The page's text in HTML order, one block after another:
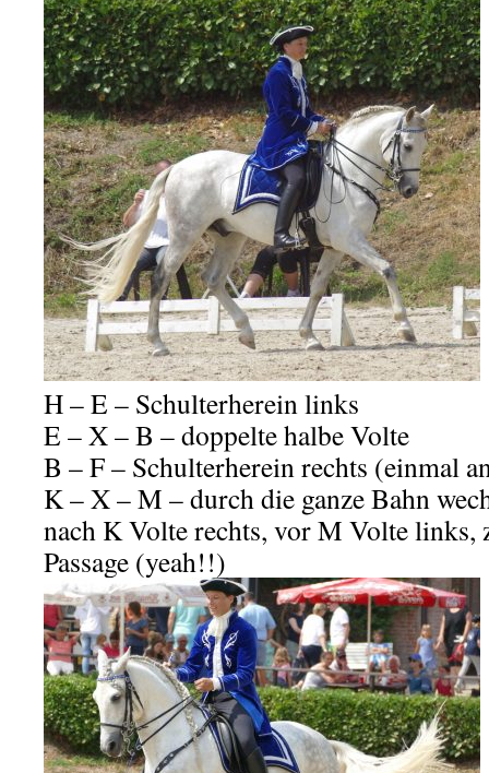
H – E – Schulterherein links
E – X – B – doppelte halbe Volte
B – F – Schulterherein rechts (einmal
K – X – M – durch die ganze Bahn
nach K Volte rechts, vor M Volte links,
Passage (yeah!!)